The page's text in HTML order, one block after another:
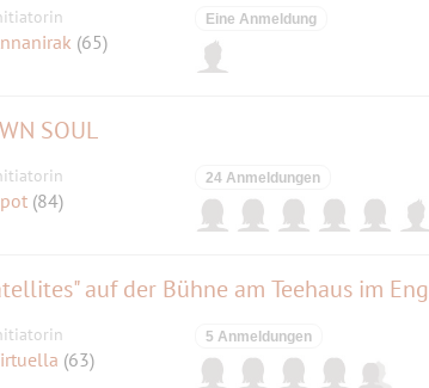
(65)
Eine Anmeldung
SOUL
(84)
24 Anmeldungen
auf der Bühne am Teehaus im
(63)
5 Anmeldungen